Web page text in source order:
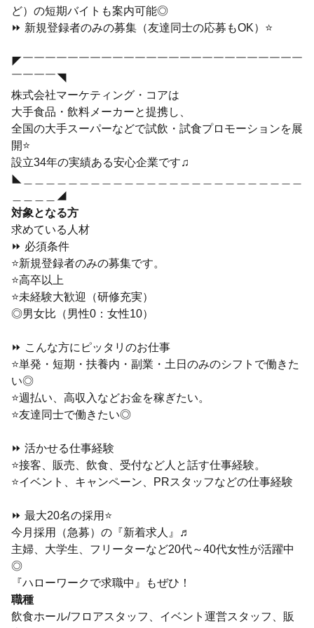
ど）の短期バイトも案内可能◎
⏩ 新規登録者のみの募集（友達同士の応募もOK）⭐
◤￣￣￣￣￣￣￣￣￣￣￣￣￣￣￣￣￣￣￣￣￣￣￣￣￣
￣￣￣￣◥
株式会社マーケティング・コアは
大手食品・飲料メーカーと提携し、
全国の大手スーパーなどで試飲・試食プロモーションを展
開⭐
設立34年の実績ある安心企業です♫
◣＿＿＿＿＿＿＿＿＿＿＿＿＿＿＿＿＿＿＿＿＿＿＿＿＿
＿＿＿＿◢
対象となる方
求めている人材
⏩ 必須条件
⭐新規登録者のみの募集です。
⭐高卒以上
⭐未経験大歓迎（研修充実）
◎男女比（男性0：女性10）
⏩ こんな方にピッタリのお仕事
⭐単発・短期・扶養内・副業・土日のみのシフトで働きた
い◎
⭐週払い、高収入などお金を稼ぎたい。
⭐友達同士で働きたい◎
⏩ 活かせる仕事経験
⭐接客、販売、飲食、受付など人と話す仕事経験。
⭐イベント、キャンペーン、PRスタッフなどの仕事経験
⏩ 最大20名の採用⭐
今月採用（急募）の『新着求人』♬
主婦、大学生、フリーターなど20代～40代女性が活躍中
◎
『ハローワークで求職中』もぜひ！
職種
飲食ホール/フロアスタッフ、イベント運営スタッフ、販